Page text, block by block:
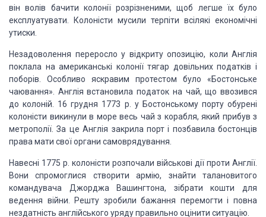
він волів бачити колонії розрізненими, щоб лег­ше їхбуло
експлуатувати. Колоністи мусили терпіти всілякі еко­номічні
утиски.
Незадоволення переросло у відкриту опозицію, коли Англія
поклала на американські колонії тягар довільних податків і
побо­рів.
Особливо яскравим протестом було «Бостонське
чаювання». Англія встановила податок на чай, що ввозився
до колоній. 16 грудня 1773 р. у Бостонському портуобурені
колоністи вики­нули в море весь чай з корабля, який прибув з
метрополії. За це Англія закрила порт і позбавила бостонців
права мати своїорга­ни самоврядування.
Навесні 1775 р. колоністи розпочали військові дії проти Англії.
Вони спромоглися створити армію, знайти талановитого
коман­дувача Джорджа Вашингтона, зібрати кошти для
ведення війни. Решту зробили бажання перемогти і повна
нездатність англійсько­го уряду правильно оцінити ситуацію.